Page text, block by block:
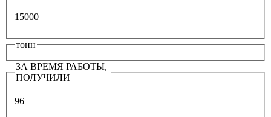
15000
тонн
ЗА ВРЕМЯ РАБОТЫ,
ПОЛУЧИЛИ
96